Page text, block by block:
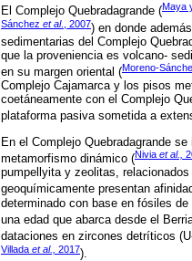
El Complejo Quebradagrande (Maya
Sánchez et al., 2007) en donde
sedimentarias del Complejo
que la proveniencia es volcano-
en su margen oriental (Moreno-
Complejo Cajamarca y los pisos
coetáneamente con el Complejo
plataforma pasiva sometida a
En el Complejo Quebradagrande
metamorfismo dinámico (Nivia et al.,
pumpellyita y zeolitas,
geoquímicamente presentan
determinado con base en fósiles
una edad que abarca desde el
dataciones en zircones detríticos
Villada et al., 2017).